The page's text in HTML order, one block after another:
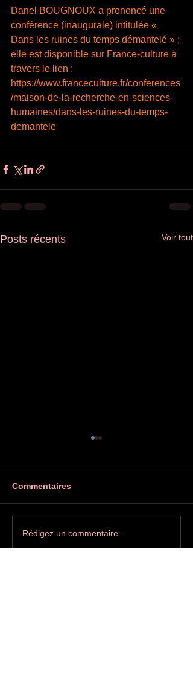
Danel BOUGNOUX a prononcé une
conférence (inaugurale) intitulée «
Dans les ruines du temps démantelé » ;
elle est disponible sur France-culture à
travers le lien :
https://www.franceculture.fr/conferences
/maison-de-la-recherche-en-sciences-
humaines/dans-les-ruines-du-temps-
demantele
Posts récents Voir tout
Printemps des poètes à
Villeurbanne
Commentaires
Rédigez un commentaire...